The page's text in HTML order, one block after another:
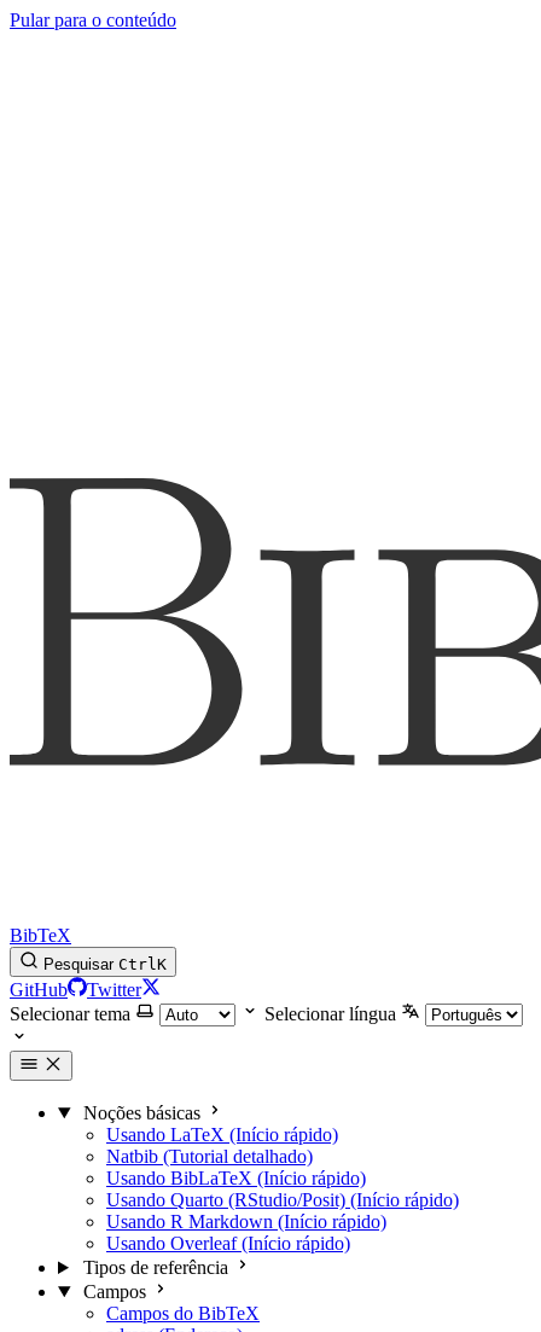
Pular para o conteúdo
BibTeX
Pesquisar CtrlK
GitHub
Twitter
Selecionar tema
Selecionar língua
Noções básicas
Usando LaTeX (Início rápido)
Natbib (Tutorial detalhado)
Usando BibLaTeX (Início rápido)
Usando Quarto (RStudio/Posit) (Início rápido)
Usando R Markdown (Início rápido)
Usando Overleaf (Início rápido)
Tipos de referência
Campos
Campos do BibTeX